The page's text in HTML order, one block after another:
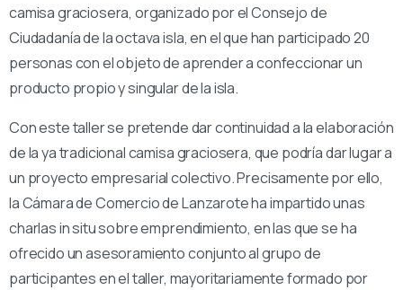
camisa graciosera, organizado por el Consejo de
Ciudadanía de la octava isla, en el que han participado 20
personas con el objeto de aprender a confeccionar un
producto propio y singular de la isla.
Con este taller se pretende dar continuidad a la elaboración
de la ya tradicional camisa graciosera, que podría dar lugar a
un proyecto empresarial colectivo. Precisamente por ello,
la Cámara de Comercio de Lanzarote ha impartido unas
charlas in situ sobre emprendimiento, en las que se ha
ofrecido un asesoramiento conjunto al grupo de
participantes en el taller, mayoritariamente formado por